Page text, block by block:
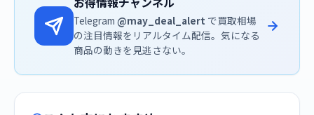
Telegram @may_deal_alert で買取相場
の注目情報をリアルタイム配信。気になる
商品の動きを見逃さない。